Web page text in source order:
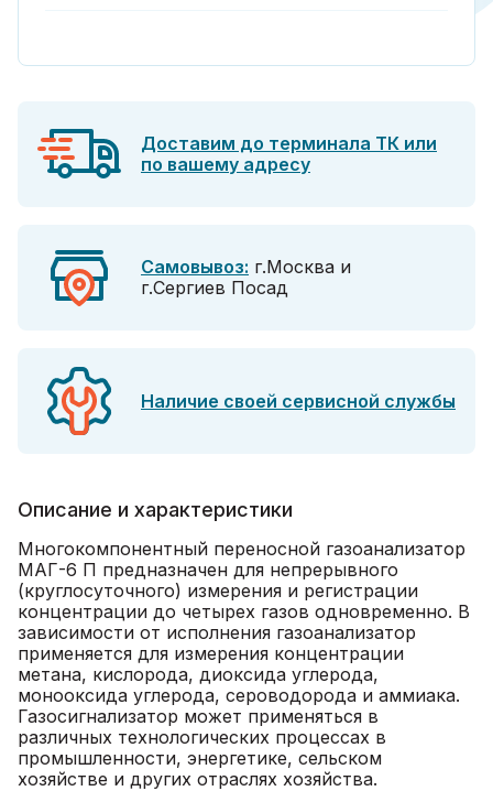
Доставим до терминала ТК или
по вашему адресу
Самовывоз: г.Москва и
г.Сергиев Посад
Наличие своей сервисной службы
Описание и характеристики
Многокомпонентный переносной газоанализатор
МАГ-6 П предназначен для непрерывного
(круглосуточного) измерения и регистрации
концентрации до четырех газов одновременно. В
зависимости от исполнения газоанализатор
применяется для измерения концентрации
метана, кислорода, диоксида углерода,
монооксида углерода, сероводорода и аммиака.
Газосигнализатор может применяться в
различных технологических процессах в
промышленности, энергетике, сельском
хозяйстве и других отраслях хозяйства.